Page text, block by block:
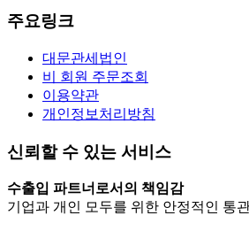
주요링크
대문관세법인
비 회원 주문조회
이용약관
개인정보처리방침
신뢰할 수 있는 서비스
수출입 파트너로서의 책임감
기업과 개인 모두를 위한 안정적인 통